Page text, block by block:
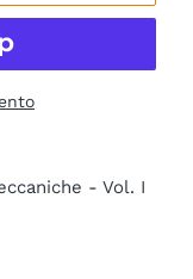
- Vol. I